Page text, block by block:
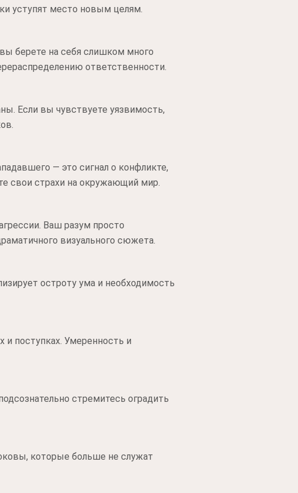
уступят место новым целям.
берете на себя слишком много
ответственности.
Если вы чувствуете уязвимость,
— это сигнал о конфликте,
свои страхи на окружающий мир.
Ваш разум просто
визуального сюжета.
остроту ума и необходимость
поступках. Умеренность и
стремитесь оградить
которые больше не служат